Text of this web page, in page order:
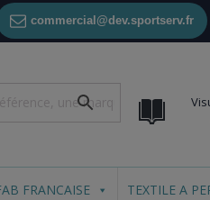
commercial@dev.sportserv.fr
FRANCAISE TEXTILE A